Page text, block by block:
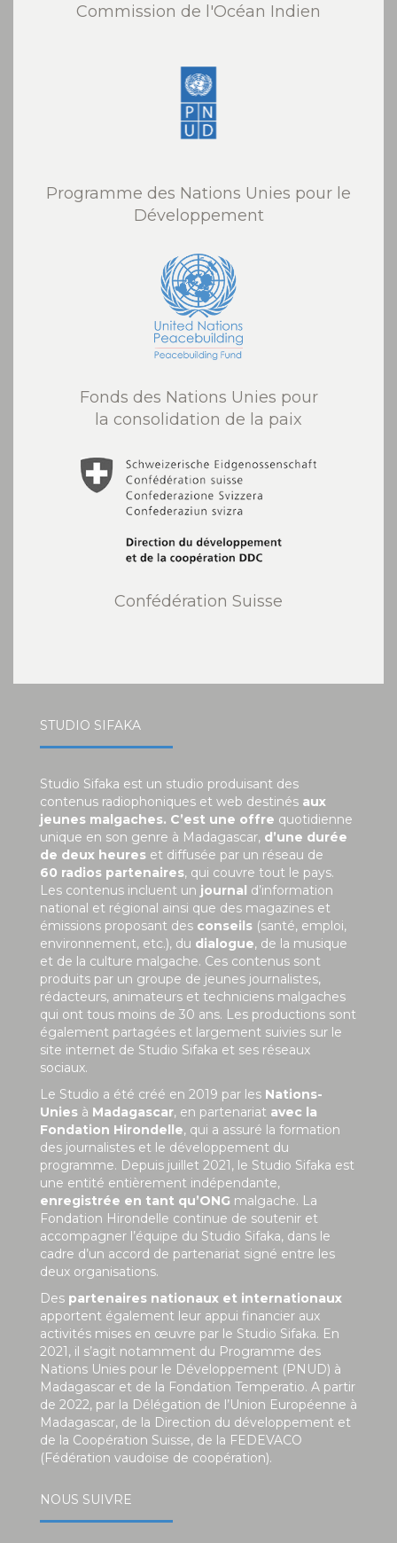
Commission de l'Océan Indien
Programme des Nations Unies pour le
Développement
Fonds des Nations Unies pour
la consolidation de la paix
Confédération Suisse
STUDIO SIFAKA
Studio Sifaka est un studio produisant des
contenus radiophoniques et web destinés aux
jeunes malgaches. C’est une offre quotidienne
unique en son genre à Madagascar, d’une durée
de deux heures et diffusée par un réseau de
60 radios partenaires, qui couvre tout le pays.
Les contenus incluent un journal d’information
national et régional ainsi que des magazines et
émissions proposant des conseils (santé, emploi,
environnement, etc.), du dialogue, de la musique
et de la culture malgache. Ces contenus sont
produits par un groupe de jeunes journalistes,
rédacteurs, animateurs et techniciens malgaches
qui ont tous moins de 30 ans. Les productions sont
également partagées et largement suivies sur le
site internet de Studio Sifaka et ses réseaux
sociaux.
Le Studio a été créé en 2019 par les Nations-
Unies à Madagascar, en partenariat avec la
Fondation Hirondelle, qui a assuré la formation
des journalistes et le développement du
programme. Depuis juillet 2021, le Studio Sifaka est
une entité entièrement indépendante,
enregistrée en tant qu’ONG malgache. La
Fondation Hirondelle continue de soutenir et
accompagner l’équipe du Studio Sifaka, dans le
cadre d’un accord de partenariat signé entre les
deux organisations.
Des partenaires nationaux et internationaux
apportent également leur appui financier aux
activités mises en œuvre par le Studio Sifaka. En
2021, il s’agit notamment du Programme des
Nations Unies pour le Développement (PNUD) à
Madagascar et de la Fondation Temperatio. A partir
de 2022, par la Délégation de l’Union Européenne à
Madagascar, de la Direction du développement et
de la Coopération Suisse, de la FEDEVACO
(Fédération vaudoise de coopération).
NOUS SUIVRE